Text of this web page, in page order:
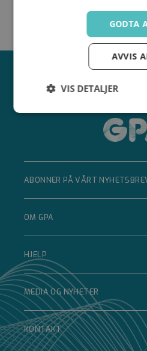
ABONNER PÅ VÅRT
OM GPA
HJELP
MEDIA OG NYHETER
KONTAKT
GODTA
AVVIS
VIS DETALJER
Strengt
Ytelse
Funksjonalitet
Strengt nødvendige
kjernefunksjoner på
brukerinnlogging og
Nettstedet kan ikke brukes
nødvendige